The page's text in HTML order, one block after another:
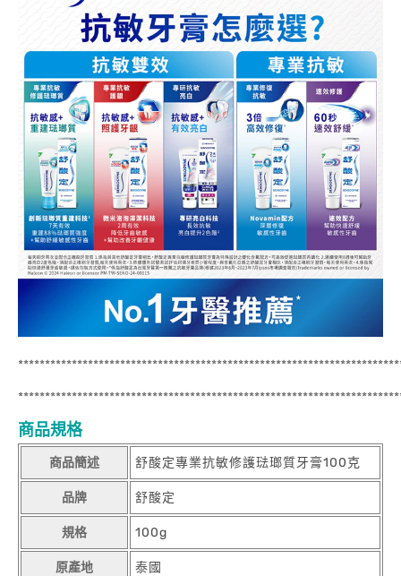
商品規格
商品簡述 舒酸定專業抗敏修護琺瑯質牙膏100克
品牌 舒酸定
規格 100g
原產地 泰國